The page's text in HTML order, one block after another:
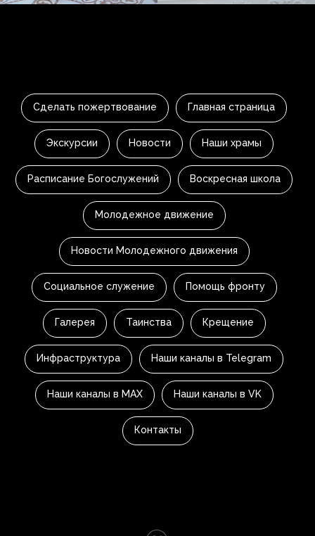
Сделать пожертвование Главная страница
Экскурсии Новости Наши храмы
Расписание Богослужений Воскресная школа
Молодежное движение
Новости Молодежного движения
Социальное служение Помощь фронту
Галерея Таинства Крещение
Инфраструктура Наши каналы в Telegram
Наши каналы в MAX Наши каналы в VK
Контакты